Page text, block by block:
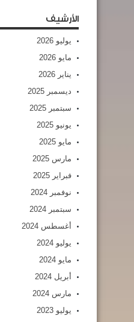
الأرشيف
يوليو 2026
مايو 2026
يناير 2026
ديسمبر 2025
سبتمبر 2025
يونيو 2025
مايو 2025
مارس 2025
فبراير 2025
نوفمبر 2024
سبتمبر 2024
أغسطس 2024
يوليو 2024
مايو 2024
أبريل 2024
مارس 2024
يوليو 2023